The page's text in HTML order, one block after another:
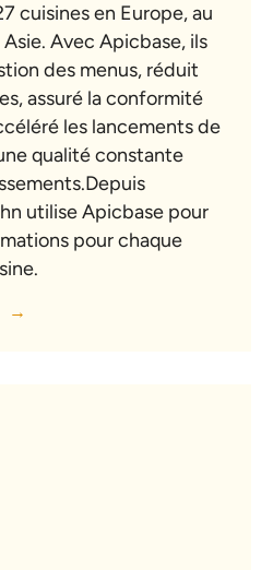
cuisines en Europe, au
Avec Apicbase, ils
des menus, réduit
assuré la conformité
les lancements de
qualité constante
utilise Apicbase pour
pour chaque